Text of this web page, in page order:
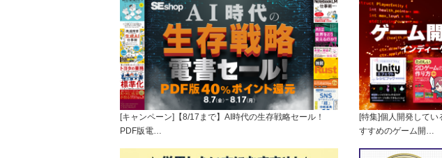
[キャンペーン]【8/17まで】AI時代の生存戦略セール！
PDF版電…
[特集]個人開発して
すすめのゲーム開…